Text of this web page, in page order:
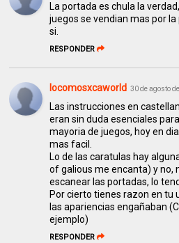
La portada es chula la
juegos se vendian mas por
si.
RESPONDER
locomosxcaworld 30 de agosto
Las instrucciones en
eran sin duda esenciales
mayoria de juegos, hoy en
mas facil.
Lo de las caratulas hay
of galious me encanta) y no,
escanear las portadas, lo
Por cierto tienes razon en tu
las apariencias engañaban
ejemplo)
RESPONDER